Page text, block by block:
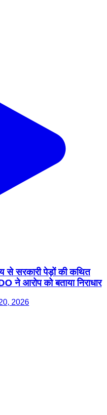
से सरकारी पेड़ों की कथित
ने आरोप को बताया निराधार
2026